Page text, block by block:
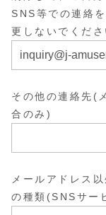
SNS等での連絡
更しないでくだ
その他の連絡先(
合のみ)
メールアドレス
の種類(SNSサー